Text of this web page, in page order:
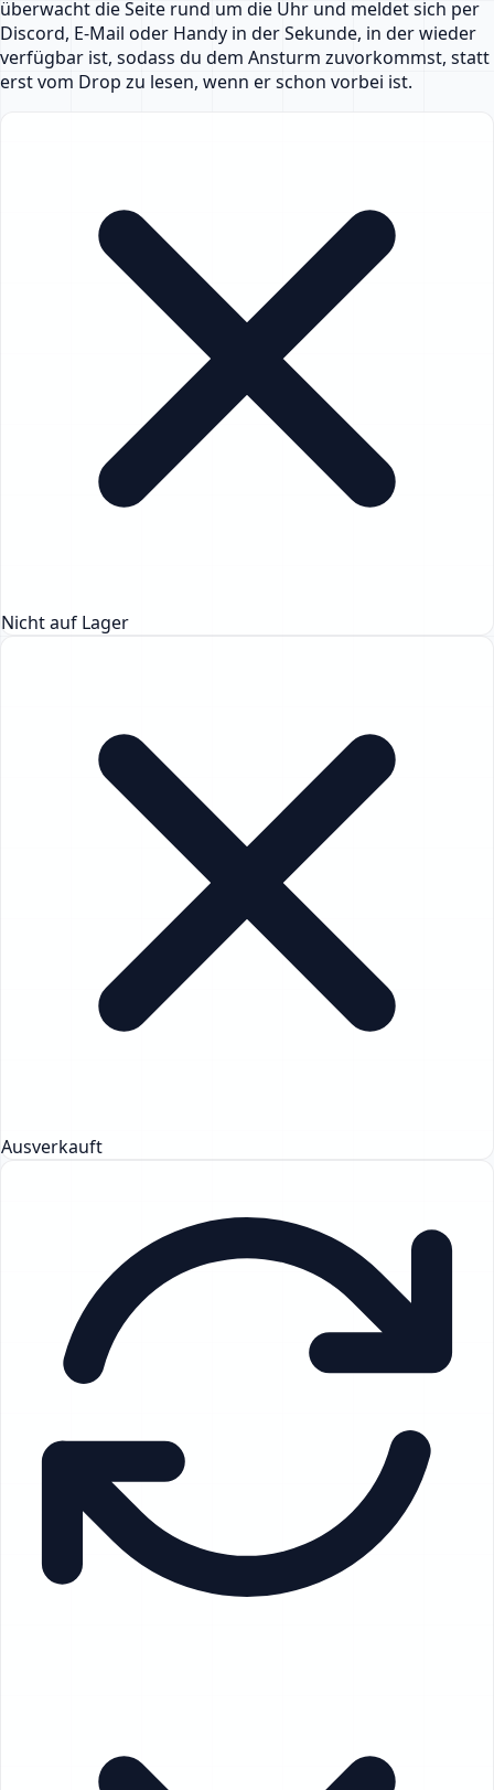
überwacht die Seite rund um die Uhr und meldet sich per
Discord, E-Mail oder Handy in der Sekunde, in der wieder
verfügbar ist, sodass du dem Ansturm zuvorkommst, statt
erst vom Drop zu lesen, wenn er schon vorbei ist.
Nicht auf Lager
Ausverkauft